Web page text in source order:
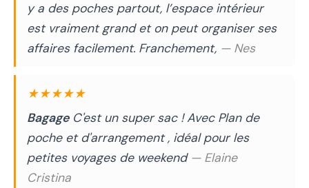
y a des poches partout, l’espace intérieur
est vraiment grand et on peut organiser ses
affaires facilement. Franchement, — Nes
★★★★★
BagageC'est un super sac ! Avec Plan de
poche et d'arrangement , idéal pour les
petites voyages de weekend — Elaine
Cristina